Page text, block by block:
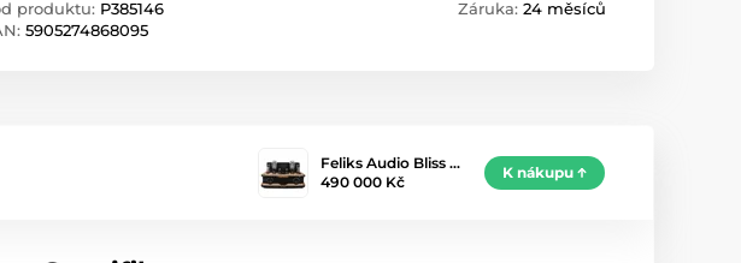
produktu: P385146
5905274868095
Záruka: 24 měsíců
Feliks Audio Bliss …
490 000 Kč
K nákupu